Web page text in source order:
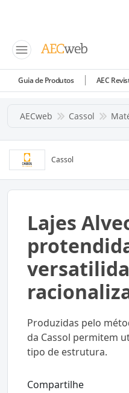
Guia de Produtos AEC
AECweb Cassol
Cassol
Lajes
Produzidas pelo
da Cassol permitem
tipo de estrutura.
Compartilhe